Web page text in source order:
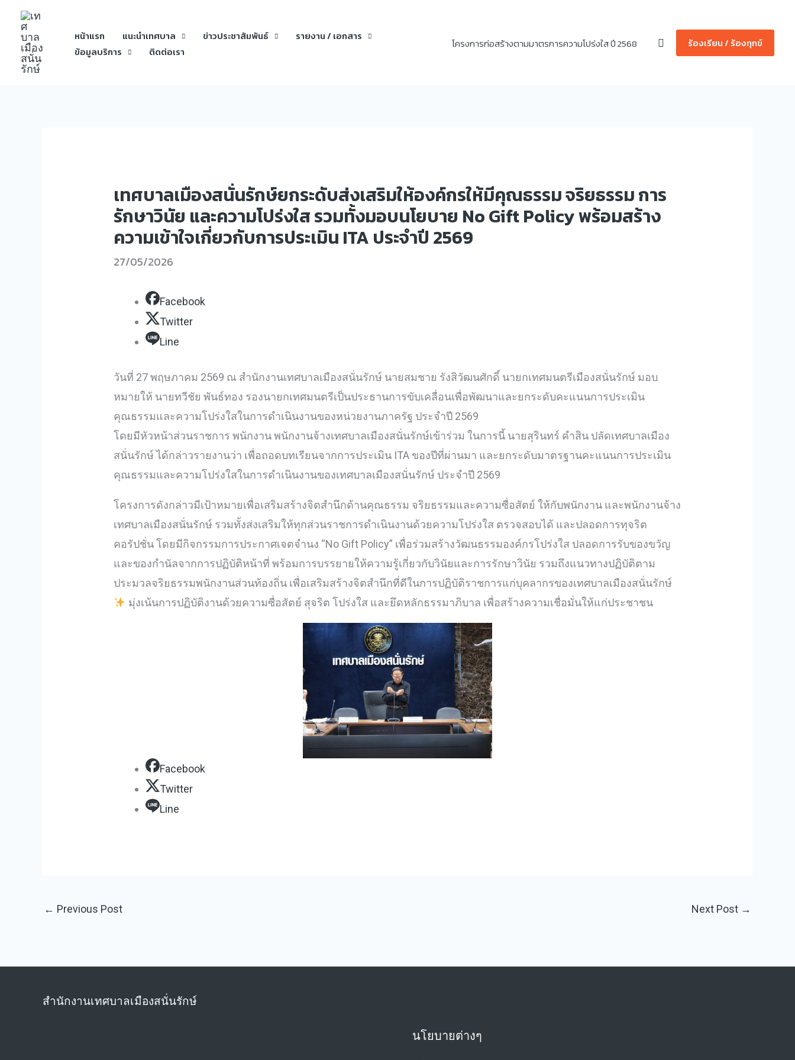
content
หน้าแรก แนะนำเทศบาล ข่าวประชาสัมพันธ์
รายงาน / เอกสาร
ข้อมูลบริการ
ติดต่อเรา
โครงการก่อสร้างตามมาตรการความโปร่งใส ปี 2568 Searchร้องเรียน / ร้องทุกข์
เทศบาลเมืองสนั่นรักษ์ยกระดับส่งเสริมให้องค์กรให้มีคุณธรรม จริยธรรม การ
รักษาวินัย และความโปร่งใส รวมทั้งมอบนโยบาย No Gift Policy พร้อมสร้าง
ความเข้าใจเกี่ยวกับการประเมิน ITA ประจำปี 2569
27/05/2026
Facebook
Twitter
Line
วันที่ 27 พฤษภาคม 2569 ณ สำนักงานเทศบาลเมืองสนั่นรักษ์ นายสมชาย รังสิวัฒนศักดิ์ นายกเทศมนตรีเมืองสนั่นรักษ์ มอบ
หมายให้ นายทวีชัย พันธ์ทอง รองนายกเทศมนตรีเป็นประธานการขับเคลื่อนเพื่อพัฒนาและยกระดับคะแนนการประเมิน
คุณธรรมและความโปร่งใสในการดำเนินงานของหน่วยงานภาครัฐ ประจำปี 2569
โดยมีหัวหน้าส่วนราชการ พนักงาน พนักงานจ้างเทศบาลเมืองสนั่นรักษ์เข้าร่วม ในการนี้ นายสุรินทร์ คำสิน ปลัดเทศบาลเมือง
สนั่นรักษ์ ได้กล่าวรายงานว่า เพื่อถอดบทเรียนจากการประเมิน ITA ของปีที่ผ่านมา และยกระดับมาตรฐานคะแนนการประเมิน
คุณธรรมและความโปร่งใสในการดำเนินงานของเทศบาลเมืองสนั่นรักษ์ ประจำปี 2569
โครงการดังกล่าวมีเป้าหมายเพื่อเสริมสร้างจิตสำนึกด้านคุณธรรม จริยธรรมและความซื่อสัตย์ ให้กับพนักงาน และพนักงานจ้าง
เทศบาลเมืองสนั่นรักษ์ รวมทั้งส่งเสริมให้ทุกส่วนราชการดำเนินงานด้วยความโปร่งใส ตรวจสอบได้ และปลอดการทุจริต
คอรัปชั่น โดยมีกิจกรรมการประกาศเจตจำนง “No Gift Policy” เพื่อร่วมสร้างวัฒนธรรมองค์กรโปร่งใส ปลอดการรับของขวัญ
และของกำนัลจากการปฏิบัติหน้าที่ พร้อมการบรรยายให้ความรู้เกี่ยวกับวินัยและการรักษาวินัย รวมถึงแนวทางปฏิบัติตาม
ประมวลจริยธรรมพนักงานส่วนท้องถิ่น เพื่อเสริมสร้างจิตสำนึกที่ดีในการปฏิบัติราชการแก่บุคลากรของเทศบาลเมืองสนั่นรักษ์
มุ่งเน้นการปฏิบัติงานด้วยความซื่อสัตย์ สุจริต โปร่งใส และยึดหลักธรรมาภิบาล เพื่อสร้างความเชื่อมั่นให้แก่ประชาชน
Facebook
Twitter
Line
← Previous Post Next Post →
สำนักงานเทศบาลเมืองสนั่นรักษ์
นโยบายต่างๆ